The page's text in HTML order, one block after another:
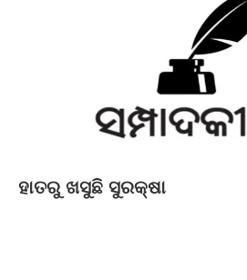
ହାତରୁ ଖସୁଛି ସୁରକ୍ଷା